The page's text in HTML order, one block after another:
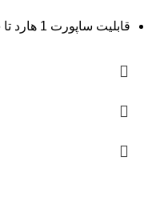
قابلیت ساپورت 1 هارد تا 16 ترابایت